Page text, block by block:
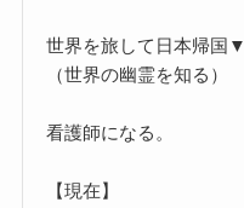
世界を旅して日本帰国▼
（世界の幽霊を知る）
看護師になる。
【現在】